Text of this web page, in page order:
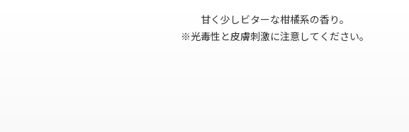
甘く少しビターな柑橘系の香り。
※光毒性と皮膚刺激に注意してください。